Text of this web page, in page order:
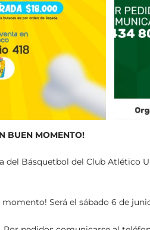
BUEN MOMENTO!
del Básquetbol del Club Atlético
Será el sábado 6 de